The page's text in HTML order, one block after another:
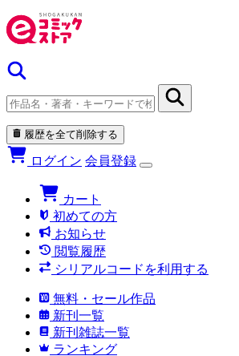
履歴を全て削除する
ログイン 会員登録
カート
初めての方
お知らせ
閲覧履歴
シリアルコードを利用する
無料・セール作品
新刊一覧
新刊雑誌一覧
ランキング